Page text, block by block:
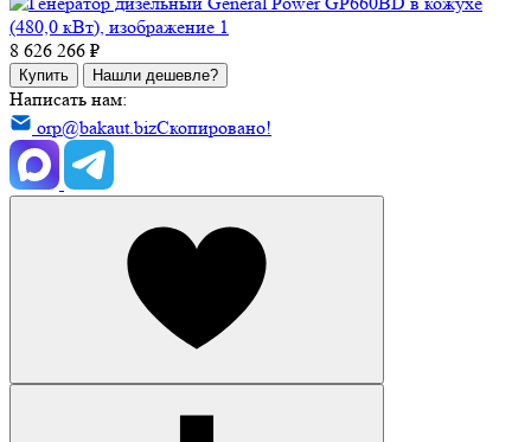
8 626 266 ₽
Купить Нашли дешевле?
Написать нам:
orp@bakaut.bizСкопировано!